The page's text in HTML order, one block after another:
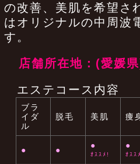
の改善、美肌を希望さ
はオリジナルの中周波
す。
店舗所在地：(愛媛
エステコース内容
ブラ
イダ
ル
脱毛 美肌 痩
● ● ●
ｵｽｽﾒ!
●
ｵｽｽ